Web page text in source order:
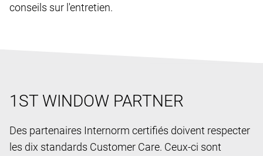
conseils sur l'entretien.
1ST WINDOW PARTNER
Des partenaires Internorm certifiés doivent respecter
les dix standards Customer Care. Ceux-ci sont